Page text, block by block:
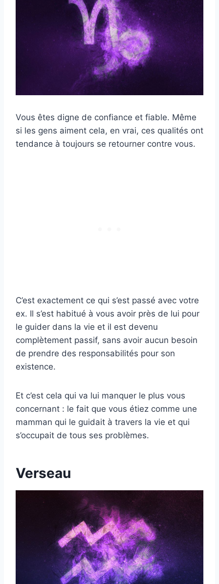
Vous êtes digne de confiance et fiable. Même
si les gens aiment cela, en vrai, ces qualités ont
tendance à toujours se retourner contre vous.
C’est exactement ce qui s’est passé avec votre
ex. Il s’est habitué à vous avoir près de lui pour
le guider dans la vie et il est devenu
complètement passif, sans avoir aucun besoin
de prendre des responsabilités pour son
existence.
Et c’est cela qui va lui manquer le plus vous
concernant : le fait que vous étiez comme une
mamman qui le guidait à travers la vie et qui
s’occupait de tous ses problèmes.
Verseau